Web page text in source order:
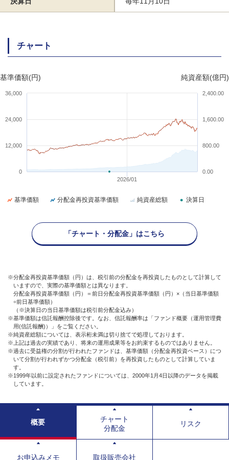
チャート
基準価額(円) 純資産額(億円)
2026/01
0
12,000
24,000
36,000
0.00
800.00
1,600.00
2,400.00
基準価額 分配金再投資基準価額 純資産総額 決算日
「チャート・分配金」はこちら
※分配金再投資基準価額（円）は、税引前の分配金を再投資したものとして計算して
いますので、実際の基準価額とは異なります。
分配金再投資基準価額（円）＝前日分配金再投資基準価額（円）×（当日基準価額
÷前日基準価額）
（※決算日の当日基準価額は税引前分配金込み）
※基準価額は信託報酬控除後です。なお、信託報酬率は「ファンド概要（運用管理費
用(信託報酬)）」をご覧ください。
※純資産総額については、表示桁未満は切り捨てで処理しております。
※上記は過去の実績であり、将来の運用成果等をお約束するものではありません。
※過去に受益権の分割が行われたファンドは、基準価額（分配金再投資ベース）につ
いて分割が行われずかつ分配金（税引前）を再投資したものとして計算していま
す。
※1999年以前に設定されたファンドについては、2000年1月4日以降のデータを掲載
しています。
概要
チャート
分配金
リスク
お申込みメモ 取扱販売会社